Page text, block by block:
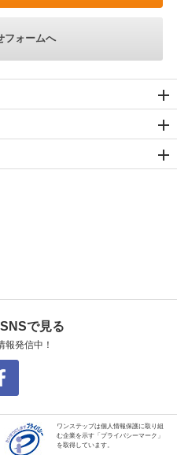
フォームへ
で見る
報発信中！
ワンステップは個人情報保護に取り組
む企業を示す「プライバシーマーク」
を取得しています。